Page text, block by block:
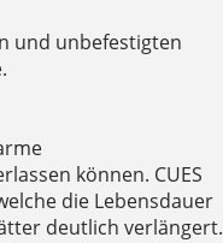
und unbefestigten
können. CUES
die Lebensdauer
deutlich verlängert.